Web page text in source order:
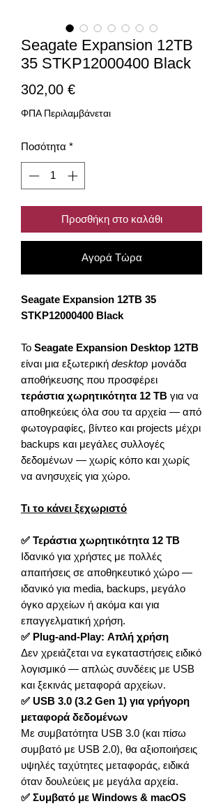
Seagate Expansion 12TB
35 STKP12000400 Black
302,00 €Τιμή
ΦΠΑ Περιλαμβάνεται
Ποσότητα *
Προσθήκη στο καλάθι
Αγορά Τώρα
Seagate Expansion 12TB 35
STKP12000400 Black
Το Seagate Expansion Desktop 12TB
είναι μια εξωτερική desktop μονάδα
αποθήκευσης που προσφέρει
τεράστια χωρητικότητα 12 TB για να
αποθηκεύεις όλα σου τα αρχεία — από
φωτογραφίες, βίντεο και projects μέχρι
backups και μεγάλες συλλογές
δεδομένων — χωρίς κόπο και χωρίς
να ανησυχείς για χώρο.
Τι το κάνει ξεχωριστό
✅ Τεράστια χωρητικότητα 12 TB
Ιδανικό για χρήστες με πολλές
απαιτήσεις σε αποθηκευτικό χώρο —
ιδανικό για media, backups, μεγάλο
όγκο αρχείων ή ακόμα και για
επαγγελματική χρήση.
✅ Plug-and-Play: Απλή χρήση
Δεν χρειάζεται να εγκαταστήσεις ειδικό
λογισμικό — απλώς συνδέεις με USB
και ξεκινάς μεταφορά αρχείων.
✅ USB 3.0 (3.2 Gen 1) για γρήγορη
μεταφορά δεδομένων
Με συμβατότητα USB 3.0 (και πίσω
συμβατό με USB 2.0), θα αξιοποιήσεις
υψηλές ταχύτητες μεταφοράς, ειδικά
όταν δουλεύεις με μεγάλα αρχεία.
✅ Συμβατό με Windows & macOS